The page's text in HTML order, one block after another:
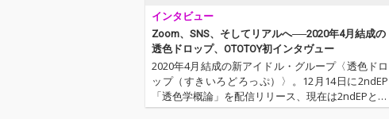
インタビュー
Zoom、SNS、そしてリアルへ──2020年4月結成の
透色ドロップ、OTOTOY初インタヴュー
2020年4月結成の新アイドル・グループ〈透色ドロ
ップ（すきいろどろっぷ）〉。12月14日に2ndEP
「透色学概論」を配信リリース、現在は2ndEPと同
名のツアーを開催し、ラストの東京公演を残すの